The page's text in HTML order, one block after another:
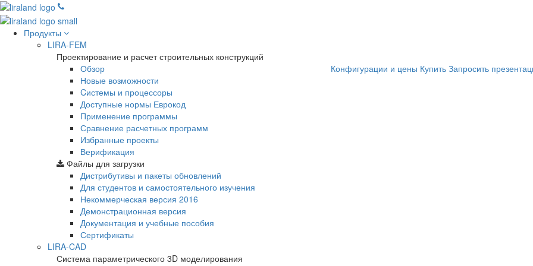
Продукты
LIRA-FEM
Проектирование и расчет строительных конструкций
Обзор
Новые возможности
Cистемы и процессоры
Доступные нормы Еврокод
Применение программы
Сравнение расчетных программ
Избранные проекты
Верификация
Конфигурации и цены Купить Запросить
Файлы для загрузки
Дистрибутивы и пакеты обновлений
Для студентов и самостоятельного изучения
Некоммерческая версия 2016
Демонстрационная версия
Документация и учебные пособия
Сертификаты
LIRA-CAD
Система параметрического 3D моделирования